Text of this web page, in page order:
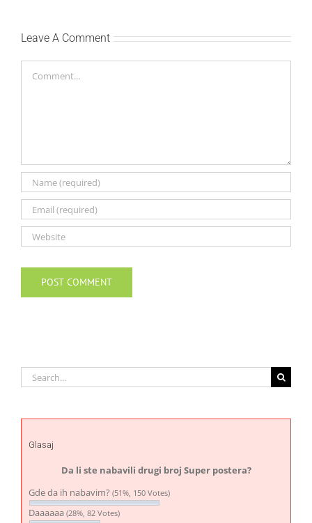
Leave A Comment
Search
for:
Glasaj
Da li ste nabavili drugi broj Super postera?
Gde da ih nabavim? (51%, 150 Votes)
Daaaaaa (28%, 82 Votes)